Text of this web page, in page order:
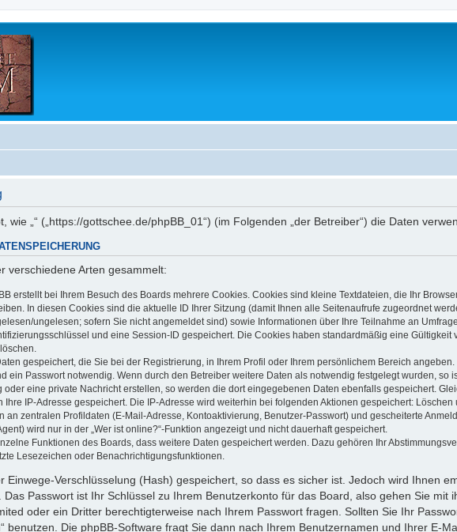
wie „“ („https://gottschee.de/phpBB_01“) (im Folgenden „der Betreiber“) die Daten
verschiedene Arten gesammelt:
erstellt bei Ihrem Besuch des Boards mehrere Cookies. Cookies sind kleine Textdateien, die Ihr
In diesen Cookies sind die aktuelle ID Ihrer Sitzung (damit Ihnen alle Seitenaufrufe zugeordnet
ungelesen; sofern Sie nicht angemeldet sind) sowie Informationen über Ihre Teilnahme an
und eine Session-ID gespeichert. Die Cookies haben standardmäßig eine
gespeichert, die Sie bei der Registrierung, in Ihrem Profil oder Ihrem persönlichem Bereich
ein Passwort notwendig. Wenn durch den Betreiber weitere Daten als notwendig festgelegt wurden, so
oder eine private Nachricht erstellen, so werden die dort eingegebenen Daten ebenfalls gespeichert.
Ihre IP-Adresse gespeichert. Die IP-Adresse wird weiterhin bei folgenden Aktionen gespeichert:
an zentralen Profildaten (E-Mail-Adresse, Kontoaktivierung, Benutzer-Passwort) und gescheiterte
wird nur in der „Wer ist online?“-Funktion angezeigt und nicht dauerhaft gespeichert.
Funktionen des Boards, dass weitere Daten gespeichert werden. Dazu gehören Ihr
Lesezeichen oder Benachrichtigungsfunktionen.
Einwege-Verschlüsselung (Hash) gespeichert, so dass es sicher ist. Jedoch wird Ihnen
Passwort ist Ihr Schlüssel zu Ihrem Benutzerkonto für das Board, also gehen Sie
oder ein Dritter berechtigterweise nach Ihrem Passwort fragen. Sollten Sie Ihr
benutzen. Die phpBB-Software fragt Sie dann nach Ihrem Benutzernamen und Ihrer E-